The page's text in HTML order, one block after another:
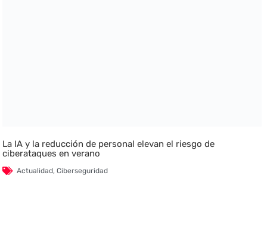
La IA y la reducción de personal elevan el riesgo de
ciberataques en verano
Actualidad,Ciberseguridad